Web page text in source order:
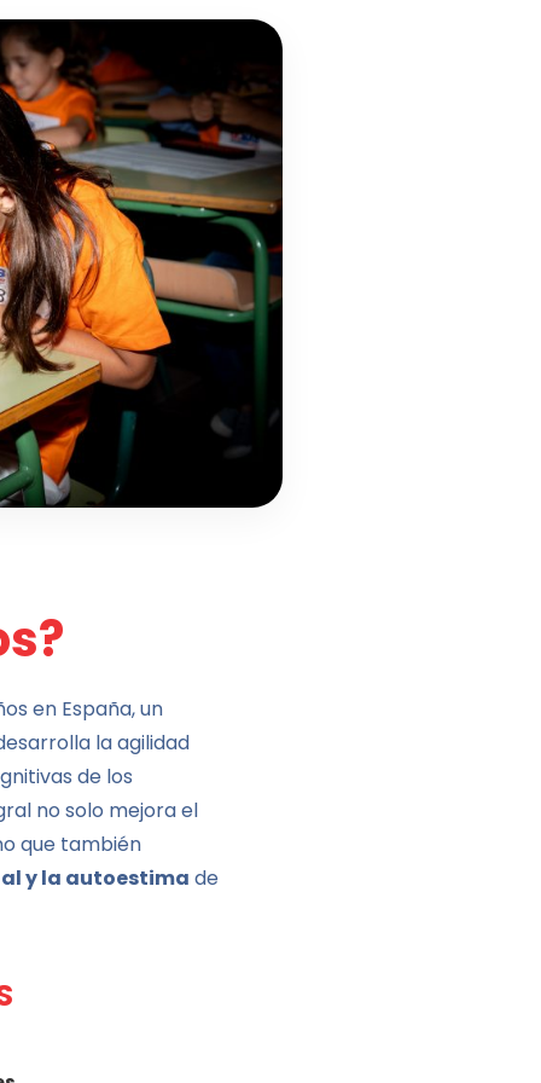
en España, un
la agilidad
de los
no solo mejora el
que también
y la autoestima de